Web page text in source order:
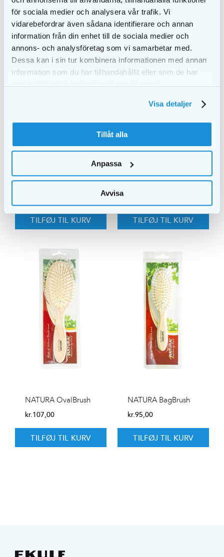
för sociala medier och analysera vår trafik. Vi
vidarebefordrar även sådana identifierare och annan
information från din enhet till de sociala medier och
annons- och analysföretag som vi samarbetar med.
Dessa kan i sin tur kombinera informationen med annan
information som du har tillhandahållit eller som de har
Visa detaljer
Tillåt alla
Anpassa
Avvisa
LIGNENDE PRODUKTER
NATURA OvalBrush
Mixed
TILFØJ TIL KURV
NATURA RoundBrush
40mm
TILFØJ TIL KURV
NATURA OvalBrush
kr.107,00
TILFØJ TIL KURV
NATURA BagBrush
kr.95,00
TILFØJ TIL KURV